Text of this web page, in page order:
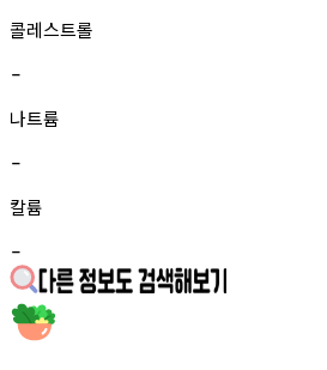
콜레스트롤
-
나트륨
-
칼륨
-